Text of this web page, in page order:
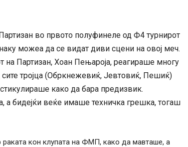
во првото полуфинеле од Ф4 турнирот
можеа да се видат диви сцени на овој меч.
на Партизан, Хоан Пењароја, реагираше многу
сите тројца (Обркнежевиќ, Јевтовиќ, Пешиќ)
како да бара предизвик.
бидејќи веќе имаше техничка грешка, тогаш
кон клупата на ФМП, како да мавташе, а